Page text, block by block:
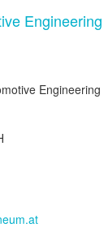
Engineering
Engineering